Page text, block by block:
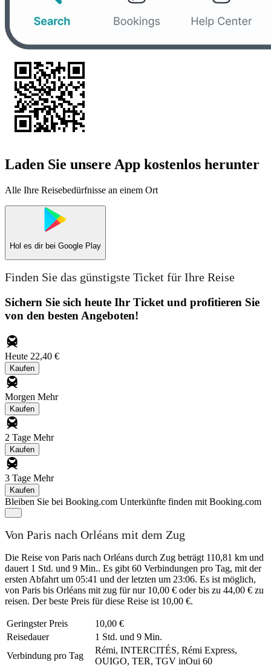
Laden Sie unsere App kostenlos herunter
Alle Ihre Reisebedürfnisse an einem Ort
Hol es dir bei Google Play
Finden Sie das günstigste Ticket für Ihre Reise
Sichern Sie sich heute Ihr Ticket und profitieren Sie
von den besten Angeboten!
Heute 22,40 €
Kaufen
Morgen Mehr
Kaufen
2 Tage Mehr
Kaufen
3 Tage Mehr
Kaufen
Bleiben Sie bei Booking.com Unterkünfte finden mit Booking.com
Von Paris nach Orléans mit dem Zug
Die Reise von Paris nach Orléans durch Zug beträgt 110,81 km und
dauert 1 Std. und 9 Min.. Es gibt 60 Verbindungen pro Tag, mit der
ersten Abfahrt um 05:41 und der letzten um 23:06. Es ist möglich,
von Paris bis Orléans mit zug für nur 10,00 € oder bis zu 44,00 € zu
reisen. Der beste Preis für diese Reise ist 10,00 €.
Geringster Preis
10,00 €
Reisedauer
1 Std. und 9 Min.
Verbindung pro Tag
Rémi, INTERCITÉS, Rémi Express,
OUIGO, TER, TGV inOui 60